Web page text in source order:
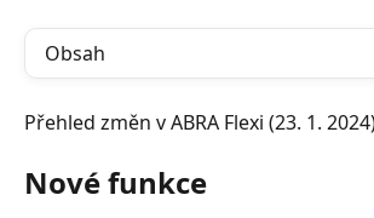
Obsah
Přehled změn v ABRA Flexi (23. 1.
Nové funkce